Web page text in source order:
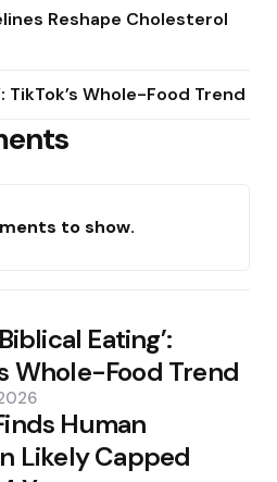
Reshape Cholesterol
TikTok’s Whole-Food Trend
to show.
Eating’:
Whole-Food Trend
Human
Likely Capped